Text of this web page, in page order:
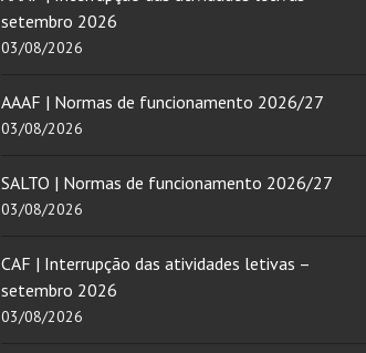
setembro 2026
03/08/2026
AAAF | Normas de funcionamento 2026/27
03/08/2026
SALTO | Normas de funcionamento 2026/27
03/08/2026
CAF | Interrupção das atividades letivas –
setembro 2026
03/08/2026